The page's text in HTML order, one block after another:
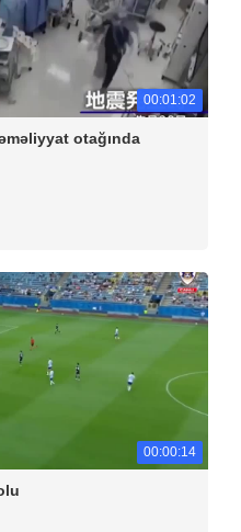
00:01:02
otağında
00:00:14